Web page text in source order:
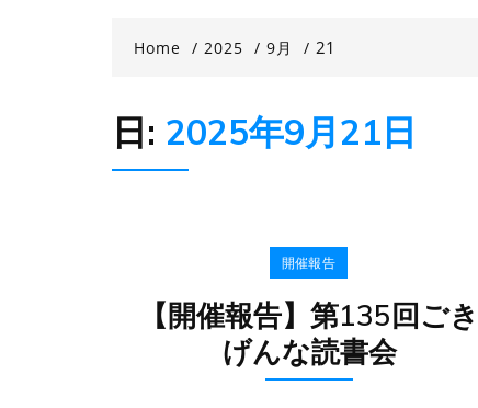
Home 2025 9月 21
日: 2025年9月21日
開催報告
【開催報告】第135回ごき
げんな読書会